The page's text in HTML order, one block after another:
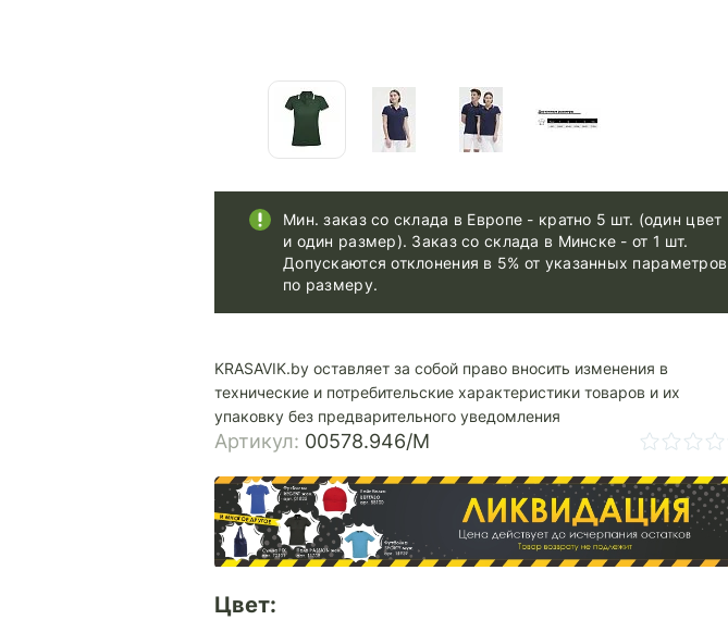
Мин. заказ со склада в Европе - кратно 5 шт. (один цвет
и один размер). Заказ со склада в Минске - от 1 шт.
Допускаются отклонения в 5% от указанных параметров
по размеру.
KRASAVIK.by оставляет за собой право вносить изменения в
технические и потребительские характеристики товаров и их
упаковку без предварительного уведомления
Артикул: 00578.946/M
Цвет: